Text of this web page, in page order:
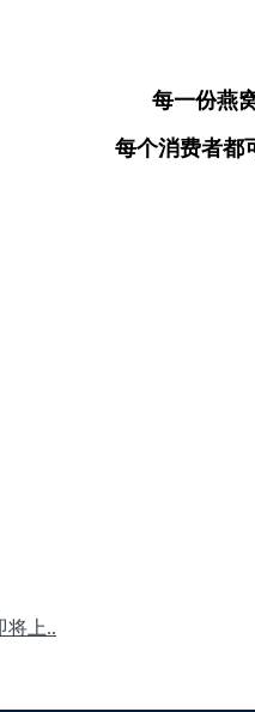
每一份燕
每个消费者都
将上..